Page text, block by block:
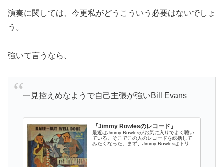
演奏に関しては、今更私がどうこういう必要はないでしょ
う。
強いて言うなら、
一見控えめなようで自己主張が強いBill Evans
『Jimmy Rowlesのレコード』
最近はJimmy Rowlesがお気に入りでよく聴い
ている。そこでこの人のレコードを総括して
みたくなった。まず、Jimmy Rowlesはトリオ